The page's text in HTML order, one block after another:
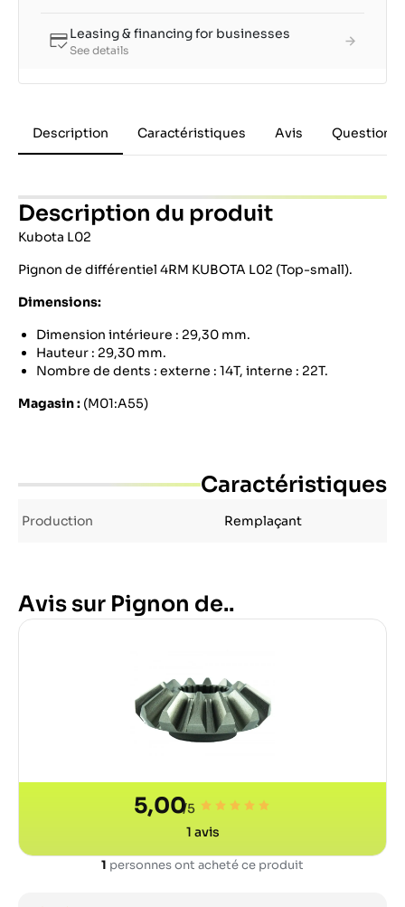
Leasing & financing for businesses
See details
Description Caractéristiques Avis Questions
Description du produit
Kubota L02
Pignon de différentiel 4RM KUBOTA L02 (Top-small).
Dimensions:
Dimension intérieure : 29,30 mm.
Hauteur : 29,30 mm.
Nombre de dents : externe : 14T, interne : 22T.
Magasin : (M01:A55)
Caractéristiques
Production Remplaçant
Avis sur Pignon de..
5,00/5
1 avis
1 personnes ont acheté ce produit